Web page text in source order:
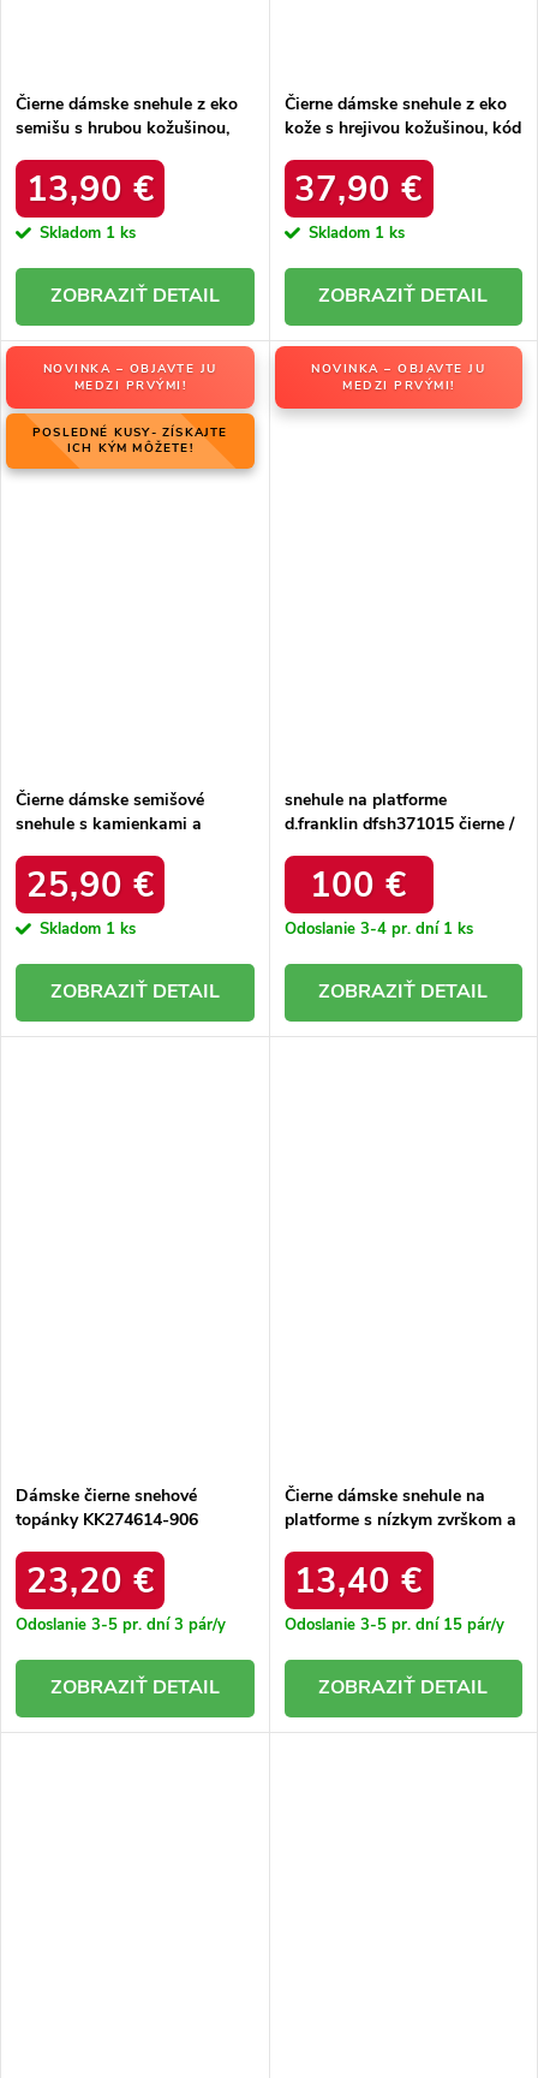
Čierne dámske snehule z eko
semišu s hrubou kožušinou,
BLACK
13,90 €
Skladom 1 ks
DETAIL
Čierne dámske snehule z eko
kože s hrejivou kožušinou, kód
BLACK
37,90 €
Skladom 1 ks
DETAIL
NOVINKA – OBJAVTE JU
MEDZI PRVÝMI!
POSLEDNÉ KUSY- ZÍSKAJTE
ICH KÝM MÔŽETE!
Čierne dámske semišové
snehule s kamienkami a
W8009 BLACK
25,90 €
Skladom 1 ks
DETAIL
NOVINKA – OBJAVTE JU
MEDZI PRVÝMI!
snehule na platforme
d.franklin dfsh371015 čierne /
100 €
Odoslanie 3-4 pr. dní 1 ks
DETAIL
Dámske čierne snehové
topánky KK274614-906
23,20 €
Odoslanie 3-5 pr. dní3 pár/y
DETAIL
Čierne dámske snehule na
platforme s nízkym zvrškom a
MC-39 BLACK
13,40 €
Odoslanie 3-5 pr. dní 15 pár/y
DETAIL